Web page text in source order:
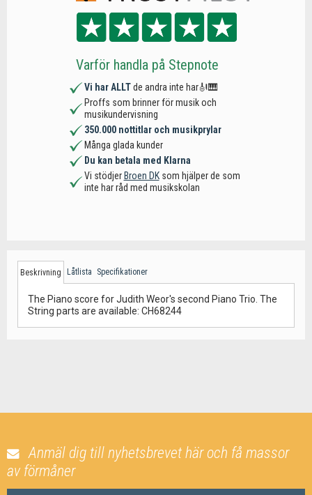
Varför handla på Stepnote
Vi har ALLTde andra inte har🎻🎹
Proffs som brinner för musik och
musikundervisning
350.000 nottitlar och musikprylar
Många glada kunder
Du kan betala med Klarna
Vi stödjer Broen DKsom hjälper de som
inte har råd med musikskolan
Beskrivning Låtlista Specifikationer
The Piano score for Judith Weor's second Piano Trio. The
String parts are available: CH68244
Anmäl dig till nyhetsbrevet här och få massor
av förmåner